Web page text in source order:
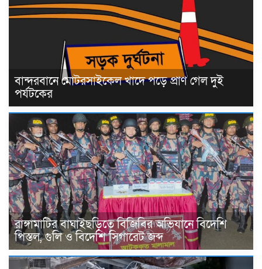
বান্দরবানে মোটরসাইকেল খাদে পড়ে প্রাণ গেল দুই
পর্যটকের
রাঙ্গামাটির বাঘাইছড়িতে বিজিবির অভিযানে বিদেশি
পিস্তল, গুলি ও বিদেশি সিগারেট জব্দ